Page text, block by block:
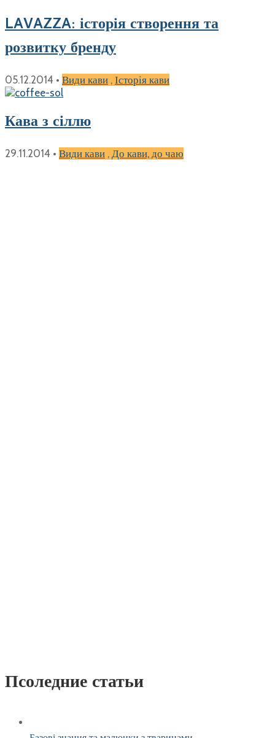
LAVAZZA: історія створення та
розвитку бренду
05.12.2014 • Види кави , Історія кави
Кава з сіллю
29.11.2014 • Види кави , До кави, до чаю
Псоледние статьи